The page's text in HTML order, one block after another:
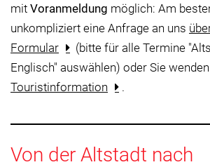
mit Voranmeldung möglich: Am
unkompliziert eine Anfrage an uns
Formular
(bitte für alle Termine
Englisch" auswählen) oder Sie
Touristinformation
.
Von der Altstadt nach